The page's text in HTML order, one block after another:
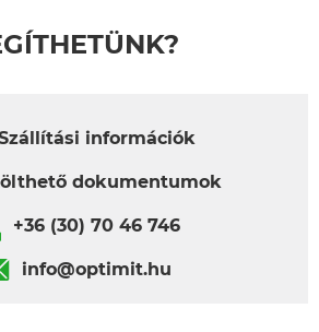
információk
dokumentumok
+36 (30) 70 46 746
info@optimit.hu